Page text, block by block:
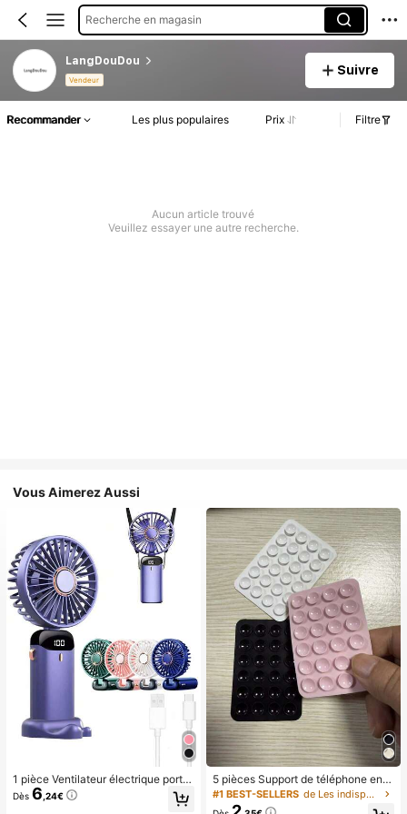
Recherche en magasin
LangDouDou
Vendeur
Suivre
Recommander Les plus populaires Prix Filtre
Aucun article trouvé
Veuillez essayer une autre recherche.
Vous Aimerez Aussi
1 pièce Ventilateur électrique porta
ble mini, ventilateur portable rechar
geable USB, ventilateur de cou, ve
Dès 6 ,24€
5 pièces Support de téléphone en si
licone avec ventouse, support de té
léphone à ventouse, support de télé
#1 BEST-SELLERS de Les indispensables pour voyager en été Essentie